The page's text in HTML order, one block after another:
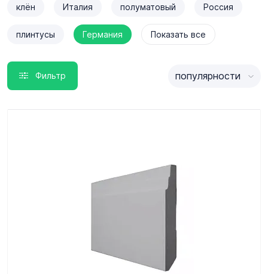
клён Италия полуматовый Россия
плинтусы Германия Показать все
Фильтр популярности